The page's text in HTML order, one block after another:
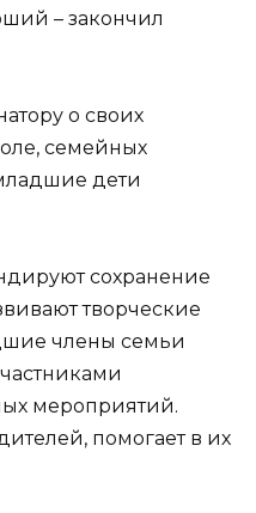
– закончил
о своих
семейных
дети
сохранение
творческие
члены семьи
мероприятий.
помогает в их